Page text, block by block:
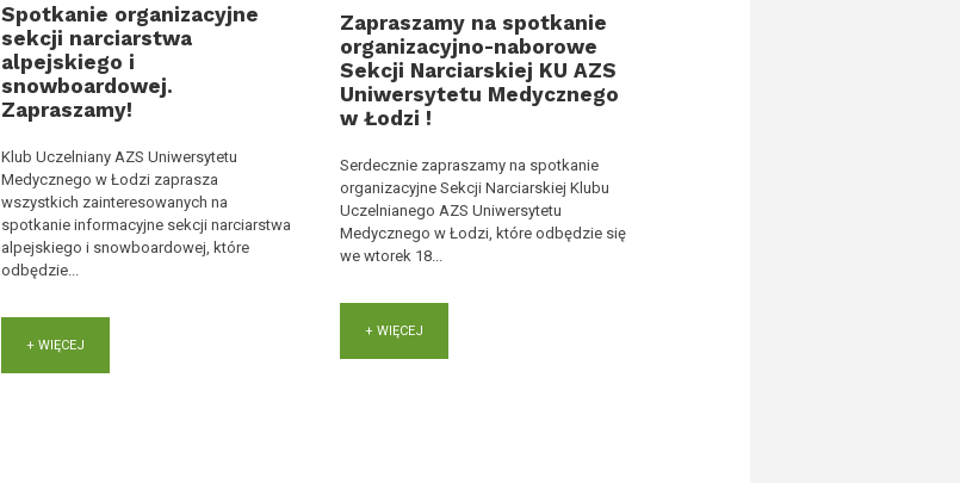
Spotkanie organizacyjne
sekcji narciarstwa
alpejskiego i
snowboardowej.
Zapraszamy!
Klub Uczelniany AZS Uniwersytetu
Medycznego w Łodzi zaprasza
wszystkich zainteresowanych na
spotkanie informacyjne sekcji narciarstwa
alpejskiego i snowboardowej, które
odbędzie...
+ WIĘCEJ
Zapraszamy na spotkanie
organizacyjno-naborowe
Sekcji Narciarskiej KU AZS
Uniwersytetu Medycznego
w Łodzi !
Serdecznie zapraszamy na spotkanie
organizacyjne Sekcji Narciarskiej Klubu
Uczelnianego AZS Uniwersytetu
Medycznego w Łodzi, które odbędzie się
we wtorek 18...
+ WIĘCEJ